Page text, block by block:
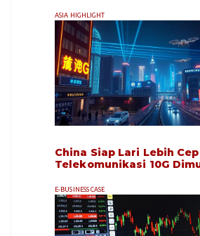
ASIA HIGHLIGHT
China Siap Lari Lebih
Telekomunikasi 10G
E-BUSINESS CASE